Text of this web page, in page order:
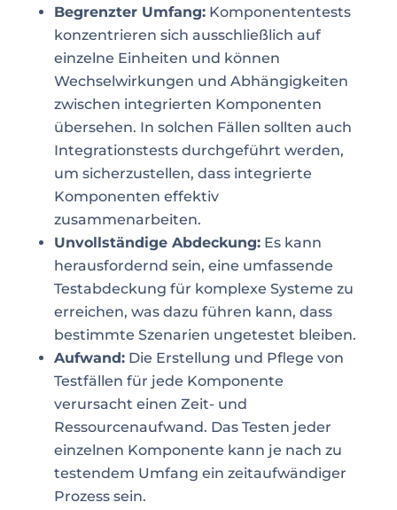
Begrenzter Umfang:Komponententests
konzentrieren sich ausschließlich auf
einzelne Einheiten und können
Wechselwirkungen und Abhängigkeiten
zwischen integrierten Komponenten
übersehen. In solchen Fällen sollten auch
Integrationstests durchgeführt werden,
um sicherzustellen, dass integrierte
Komponenten effektiv
zusammenarbeiten.
Unvollständige Abdeckung:Es kann
herausfordernd sein, eine umfassende
Testabdeckung für komplexe Systeme zu
erreichen, was dazu führen kann, dass
bestimmte Szenarien ungetestet bleiben.
Aufwand:Die Erstellung und Pflege von
Testfällen für jede Komponente
verursacht einen Zeit- und
Ressourcenaufwand. Das Testen jeder
einzelnen Komponente kann je nach zu
testendem Umfang ein zeitaufwändiger
Prozess sein.